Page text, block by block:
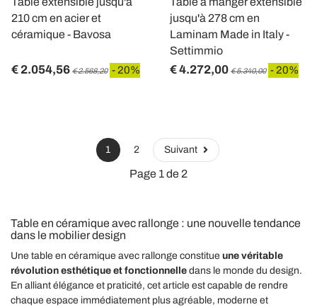
210 cm en acier et
céramique - Bavosa
€ 2.054,56 € 2.568,20 - 20%
jusqu'à 278 cm en
Laminam Made in Italy -
Settimmio
€ 4.272,00 € 5.340,00 - 20%
1 2 Suivant
Page 1 de 2
Table en céramique avec rallonge : une nouvelle tendance
dans le mobilier design
Une table en céramique avec rallonge constitue une véritable
révolution esthétique et fonctionnelle dans le monde du design.
En alliant élégance et praticité, cet article est capable de rendre
chaque espace immédiatement plus agréable, moderne et